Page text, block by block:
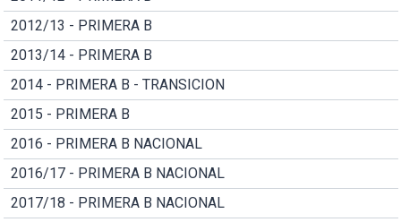
2012/13 - PRIMERA B
2013/14 - PRIMERA B
2014 - PRIMERA B - TRANSICION
2015 - PRIMERA B
2016 - PRIMERA B NACIONAL
2016/17 - PRIMERA B NACIONAL
2017/18 - PRIMERA B NACIONAL